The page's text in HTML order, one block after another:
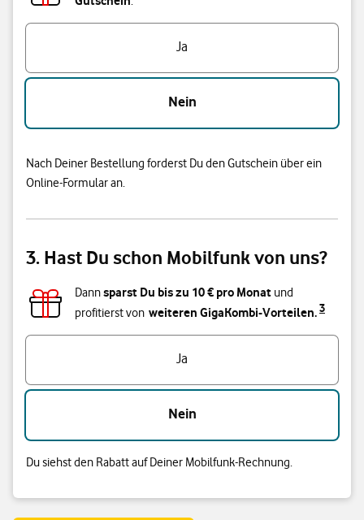
Bist du unter 28 Jahre alt?
Ja
Nein
Nach Deiner Bestellung forderst Du den Gutschein über ein
Online-Formular an.
3. Hast Du schon Mobilfunk von uns?
Dannsparst Du bis zu 10€ pro Monat und
profitierst von weiteren GigaKombi-Vorteilen.3
Ja
Nein
Du siehst den Rabatt auf Deiner Mobilfunk-Rechnung.